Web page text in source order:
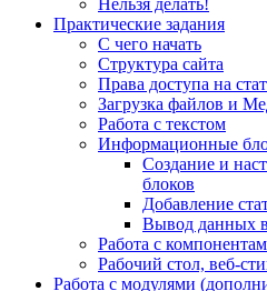
Нельзя делать!
Практические задания
С чего начать
Структура сайта
Права доступа на
Загрузка файлов и
Работа с текстом
Информационные
Создание и
блоков
Добавление
Вывод данных
Работа с
Рабочий стол, веб-
Работа с модулями